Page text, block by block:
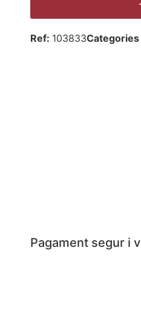
Ref: 103833Categories
Pagament segur i